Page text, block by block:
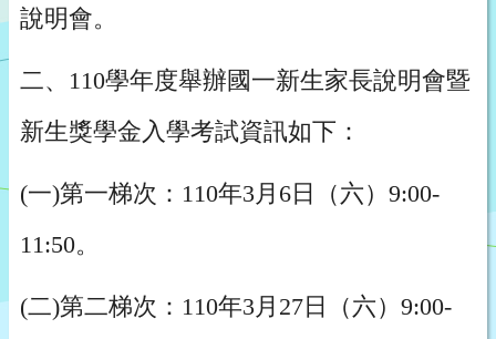
說明會。
二、110學年度舉辦國一新生家長說明會暨
新生獎學金入學考試資訊如下：
(一)第一梯次：110年3月6日（六）9:00-
11:50。
(二)第二梯次：110年3月27日（六）9:00-